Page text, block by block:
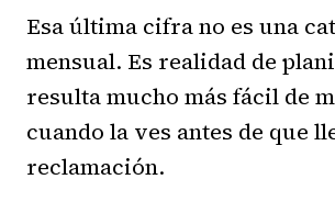
Esa última cifra no es una
mensual. Es realidad de
resulta mucho más fácil de
cuando la ves antes de que
reclamación.